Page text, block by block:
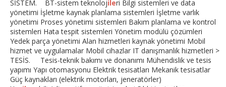
SİSTEM. BT-sistem teknolojileri Bilgi sistemleri ve data
yönetimi İşletme kaynak planlama sistemleri İşletme varlık
yönetimi Proses yönetimi sistemleri Bakım planlama ve kontrol
sistemleri Hata tespit sistemleri Yönetim modülü çözümleri
Yedek parça yönetimi Alan hizmetleri kaynak yönetimi Mobil
hizmet ve uygulamalar Mobil cihazlar IT danışmanlık hizmetleri >
TESİS. Tesis-teknik bakımı ve donanımı Mühendislik ve tesis
yapımı Yapı otomasyonu Elektrik tesisatları Mekanik tesisatlar
Güç kaynakları (elektrik motorları, jeneratörler)